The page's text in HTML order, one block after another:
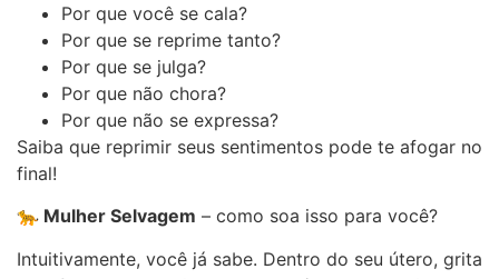
Por que você se cala?
Por que se reprime tanto?
Por que se julga?
Por que não chora?
Por que não se expressa?
Saiba que reprimir seus sentimentos pode te afogar no
final!
🐆 Mulher Selvagem – como soa isso para você?
Intuitivamente, você já sabe. Dentro do seu útero, grita